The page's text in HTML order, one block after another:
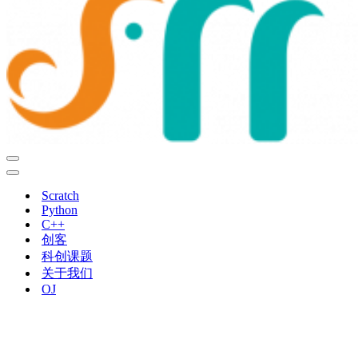
导
航
导
Scratch
Python
C++
创客
科创课题
关于我们
OJ